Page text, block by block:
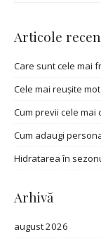
Articole
Care sunt cele mai
Cele mai reușite
Cum previi cele
Cum adaugi
Hidratarea în
Arhivă
august 2026